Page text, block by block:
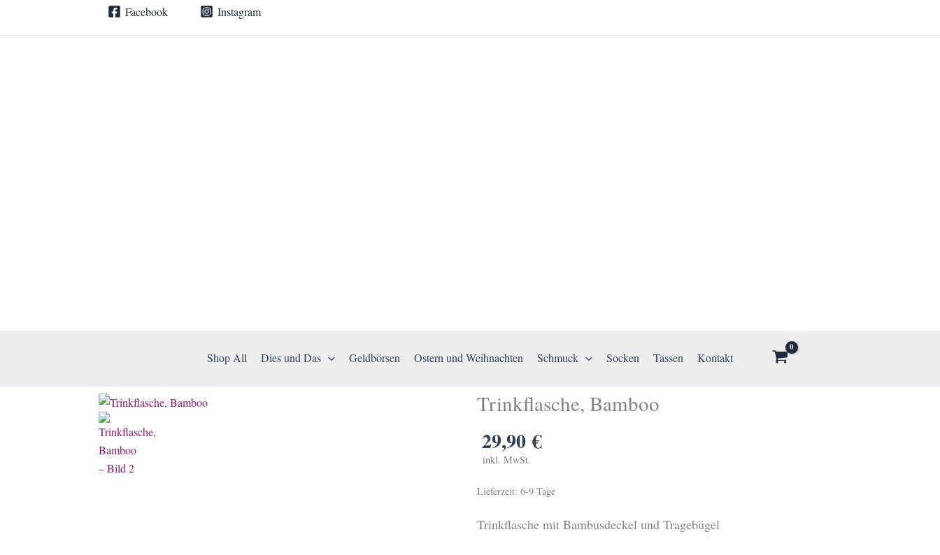
Facebook Instagram
Shop All Dies und Das Geldbörsen Ostern und Weihnachten Schmuck Socken Tassen Kontakt
Trinkflasche, Bamboo
29,90€
inkl. MwSt.
Lieferzeit: 6-9 Tage
Trinkflasche mit Bambusdeckel und Tragebügel